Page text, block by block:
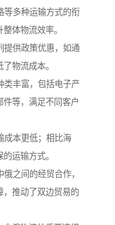
等多种运输方式的衔
体物流效率。
提供政策优惠，如通
物流成本。
类丰富，包括电子产
件等，满足不同客户
成本更低；相比海
运输方式。
之间的经贸合作，
，推动了双边贸易的